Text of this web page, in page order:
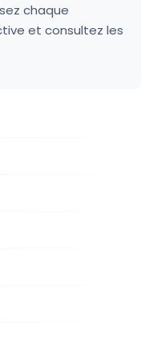
chaque
et consultez les